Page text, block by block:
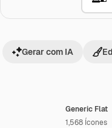
Generic Flat
1,568 Ícones
Gerar com IA